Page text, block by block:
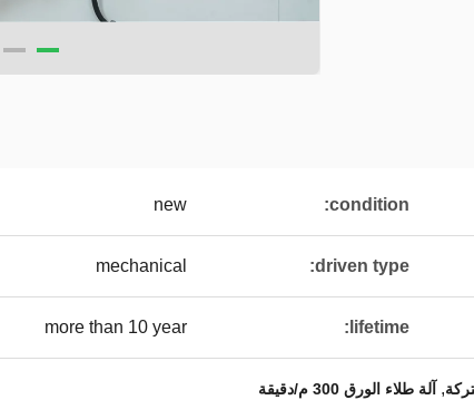
condition:
new
driven type:
mechanical
lifetime:
more than 10 year
, آلة طلاء الورق 300 م/دقيقة